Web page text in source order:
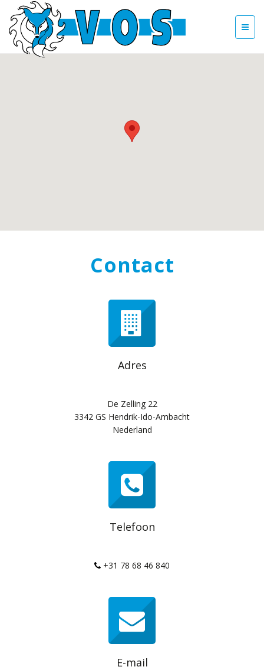
Contact
Adres
De Zelling 22
3342 GS Hendrik-Ido-Ambacht
Nederland
Telefoon
+31 78 68 46 840
E-mail